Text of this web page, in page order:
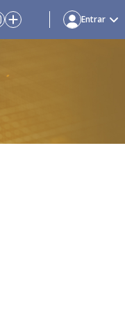
Entrar